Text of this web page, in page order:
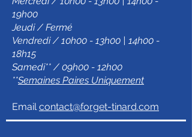
19h00
Jeudi / Fermé
Vendredi / 10h00 - 13h00 | 14h00 -
18h15
Samedi** / 09h00 - 12h00
**Semaines Paires Uniquement
Emailcontact@forget-tinard.com